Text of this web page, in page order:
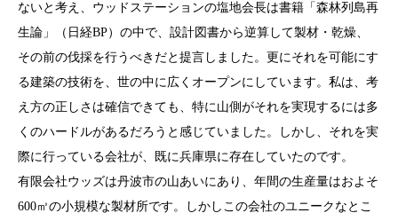
ないと考え、ウッドステーションの塩地会長は書籍「森林列島再
生論」（日経BP）の中で、設計図書から逆算して製材・乾燥、
その前の伐採を行うべきだと提言しました。更にそれを可能にす
る建築の技術を、世の中に広くオープンにしています。私は、考
え方の正しさは確信できても、特に山側がそれを実現するには多
くのハードルがあるだろうと感じていました。しかし、それを実
際に行っている会社が、既に兵庫県に存在していたのです。
有限会社ウッズは丹波市の山あいにあり、年間の生産量はおよそ
600㎥の小規模な製材所です。しかしこの会社のユニークなとこ